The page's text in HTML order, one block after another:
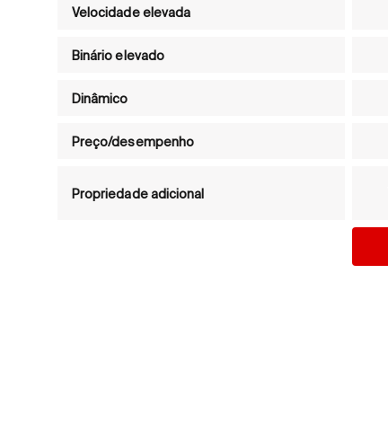
Velocidade elevada
Binário elevado
Dinâmico
Preço/desempenho
Propriedade adicional